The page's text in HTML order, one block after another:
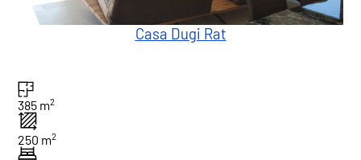
Casa Dugi Rat
385 m2
250 m2